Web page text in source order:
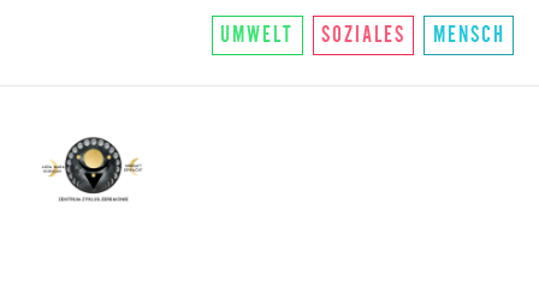
UMWELT SOZIALES MENSCH